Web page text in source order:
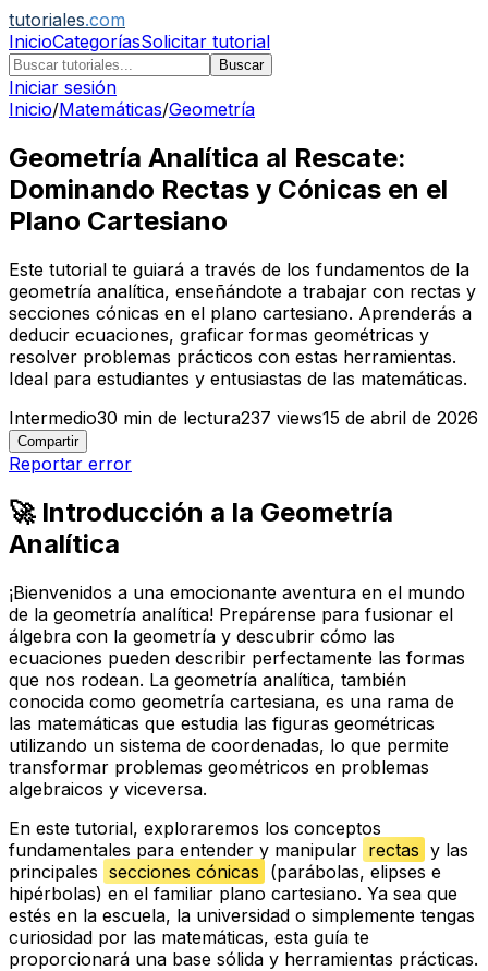
tutoriales.com
InicioCategoríasSolicitar tutorial
Buscar
Iniciar sesión
Inicio/Matemáticas/Geometría
Geometría Analítica al Rescate:
Dominando Rectas y Cónicas en el
Plano Cartesiano
Este tutorial te guiará a través de los fundamentos de la
geometría analítica, enseñándote a trabajar con rectas y
secciones cónicas en el plano cartesiano. Aprenderás a
deducir ecuaciones, graficar formas geométricas y
resolver problemas prácticos con estas herramientas.
Ideal para estudiantes y entusiastas de las matemáticas.
Intermedio30 min de lectura237 views15 de abril de 2026
Compartir
Reportar error
🚀 Introducción a la Geometría
Analítica
¡Bienvenidos a una emocionante aventura en el mundo
de la geometría analítica! Prepárense para fusionar el
álgebra con la geometría y descubrir cómo las
ecuaciones pueden describir perfectamente las formas
que nos rodean. La geometría analítica, también
conocida como geometría cartesiana, es una rama de
las matemáticas que estudia las figuras geométricas
utilizando un sistema de coordenadas, lo que permite
transformar problemas geométricos en problemas
algebraicos y viceversa.
En este tutorial, exploraremos los conceptos
fundamentales para entender y manipular rectas y las
principales secciones cónicas (parábolas, elipses e
hipérbolas) en el familiar plano cartesiano. Ya sea que
estés en la escuela, la universidad o simplemente tengas
curiosidad por las matemáticas, esta guía te
proporcionará una base sólida y herramientas prácticas.